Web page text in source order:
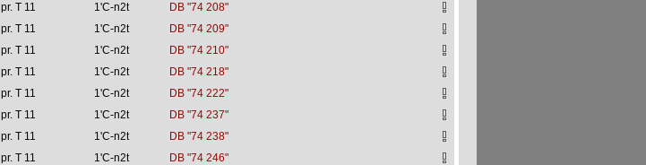
pr. T 11 1'C-n2t
DB "74 208"
pr. T 11 1'C-n2t
DB "74 209"
pr. T 11 1'C-n2t
DB "74 210"
pr. T 11 1'C-n2t
DB "74 218"
pr. T 11 1'C-n2t
DB "74 222"
pr. T 11 1'C-n2t
DB "74 237"
pr. T 11 1'C-n2t
DB "74 238"
pr. T 11 1'C-n2t
DB "74 246"